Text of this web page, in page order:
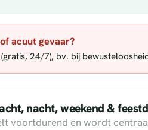
acuut gevaar?
(gratis, 24/7), bv. bij
nacht, weekend &
voortdurend en wordt